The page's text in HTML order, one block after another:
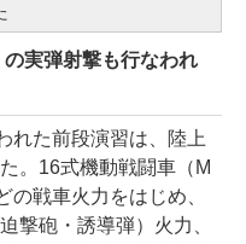
の実弾射撃も行なわれ
れた前段演習は、陸上
。16式機動戦闘車（M
戦車火力をはじめ、
撃砲・誘導弾）火力、